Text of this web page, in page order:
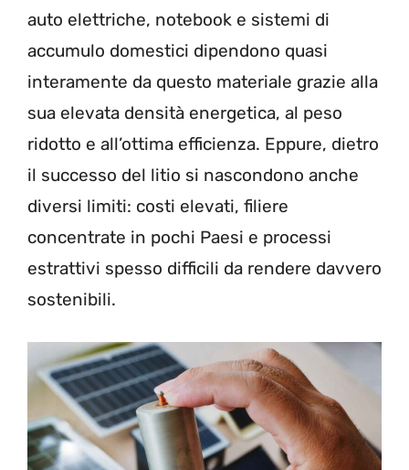
auto elettriche, notebook e sistemi di
accumulo domestici dipendono quasi
interamente da questo materiale grazie alla
sua elevata densità energetica, al peso
ridotto e all’ottima efficienza. Eppure, dietro
il successo del litio si nascondono anche
diversi limiti: costi elevati, filiere
concentrate in pochi Paesi e processi
estrattivi spesso difficili da rendere davvero
sostenibili.